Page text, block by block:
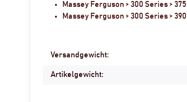
Massey Ferguson > 300 Series > 375
Massey Ferguson > 300 Series > 390
Produkteigenschaft
Wert
Versandgewicht:
Artikelgewicht: